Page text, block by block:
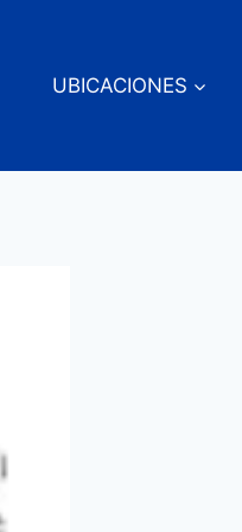
UBICACIONES